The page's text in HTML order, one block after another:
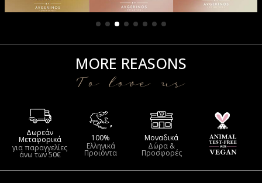
MORE REASONS
To love us
Δωρεάν
Μεταφορικά
για παραγγελίες
άνω των 50€
100%
Ελληνικά
Προιόντα
Μοναδικά
Δώρα &
Προσφορές